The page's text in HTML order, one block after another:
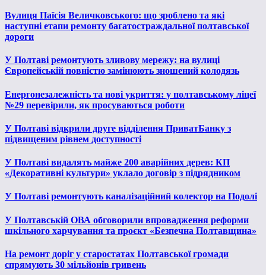
Вулиця Паїсія Величковського: що зроблено та які
наступні етапи ремонту багатостраждальної полтавської
дороги
У Полтаві ремонтують зливову мережу: на вулиці
Європейській повністю замінюють зношений колодязь
Енергонезалежність та нові укриття: у полтавському ліцеї
№29 перевірили, як просуваються роботи
У Полтаві відкрили друге відділення ПриватБанку з
підвищеним рівнем доступності
У Полтаві видалять майже 200 аварійних дерев: КП
«Декоративні культури» уклало договір з підрядником
У Полтаві ремонтують каналізаційний колектор на Подолі
У Полтавській ОВА обговорили впровадження реформи
шкільного харчування та проєкт «Безпечна Полтавщина»
На ремонт доріг у старостатах Полтавської громади
спрямують 30 мільйонів гривень